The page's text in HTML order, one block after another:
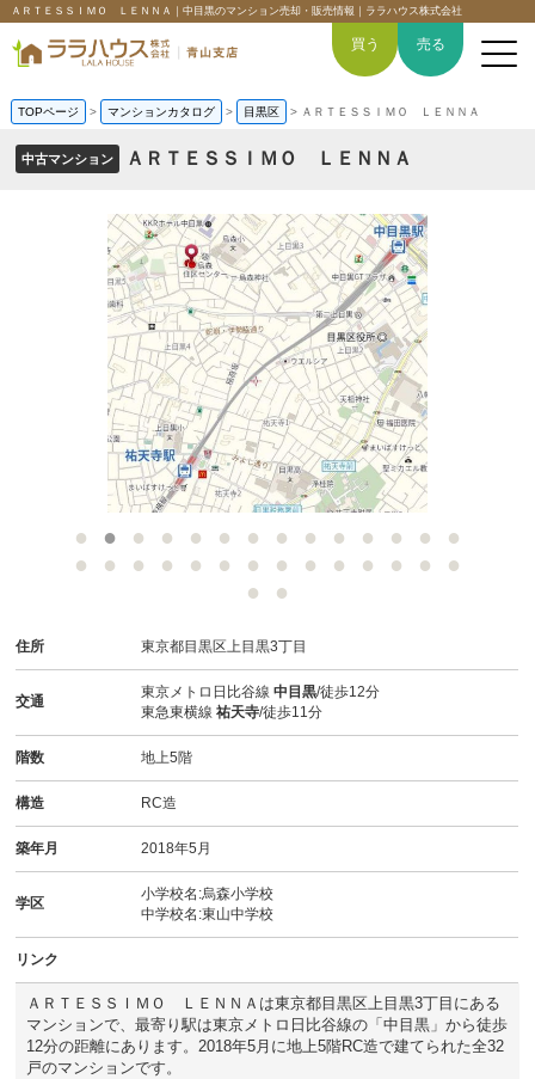
ＡＲＴＥＳＳＩＭＯ ＬＥＮＮＡ｜中目黒のマンション売却・販売情報｜ララハウス株式会社
買いたい
売りたい
空間デザイン事例
6つの強み
会社概要
スタッフ紹介
お知らせ
来店予約
買う 売る
TOPページ > マンションカタログ > 目黒区 > ＡＲＴＥＳＳＩＭＯ ＬＥＮＮＡ
中古マンション ＡＲＴＥＳＳＩＭＯ ＬＥＮＮＡ
住所 東京都目黒区上目黒3丁目
交通
東京メトロ日比谷線中目黒/徒歩12分
東急東横線祐天寺/徒歩11分
階数 地上5階
構造 RC造
築年月 2018年5月
学区
小学校名:烏森小学校
中学校名:東山中学校
リンク
ＡＲＴＥＳＳＩＭＯ ＬＥＮＮＡは東京都目黒区上目黒3丁目にある
マンションで、最寄り駅は東京メトロ日比谷線の「中目黒」から徒歩
12分の距離にあります。2018年5月に地上5階RC造で建てられた全32
戸のマンションです。